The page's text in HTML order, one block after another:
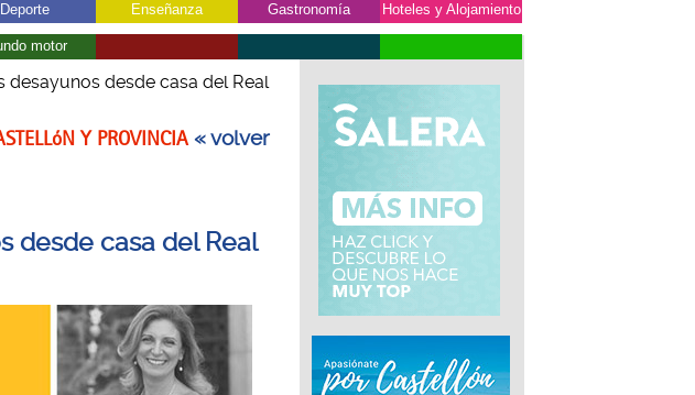
Deporte Enseñanza Gastronomía Hoteles y Alojamiento
motor
desde casa del Real
Y PROVINCIA« volver
desde casa del Real